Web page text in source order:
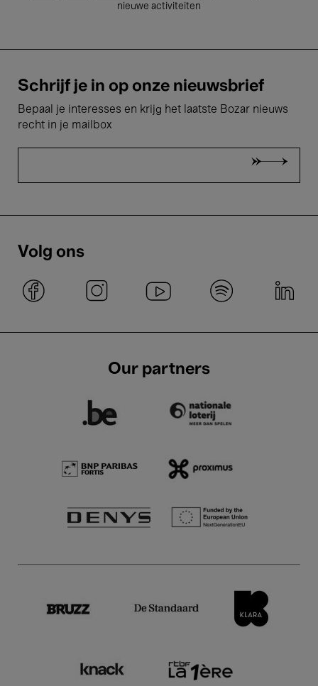
nieuwe activiteiten
Schrijf je in op onze nieuwsbrief
Bepaal je interesses en krijg het laatste Bozar nieuws
recht in je mailbox
Volg ons
Our partners